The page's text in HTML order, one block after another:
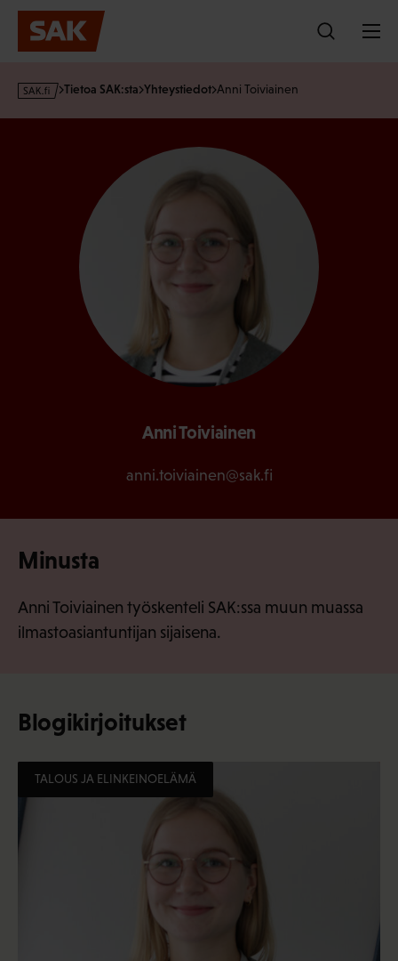
Hyppää
sisältöön
s
Tietoa SAK:sta Yhteystiedot Anni Toiviainen
Anni Toiviainen
anni.toiviainen@sak.fi
Minusta
Anni Toiviainen työskenteli SAK:ssa muun muassa
ilmastoasiantuntijan sijaisena.
Blogikirjoitukset
TALOUS JA ELINKEINOELÄMÄ